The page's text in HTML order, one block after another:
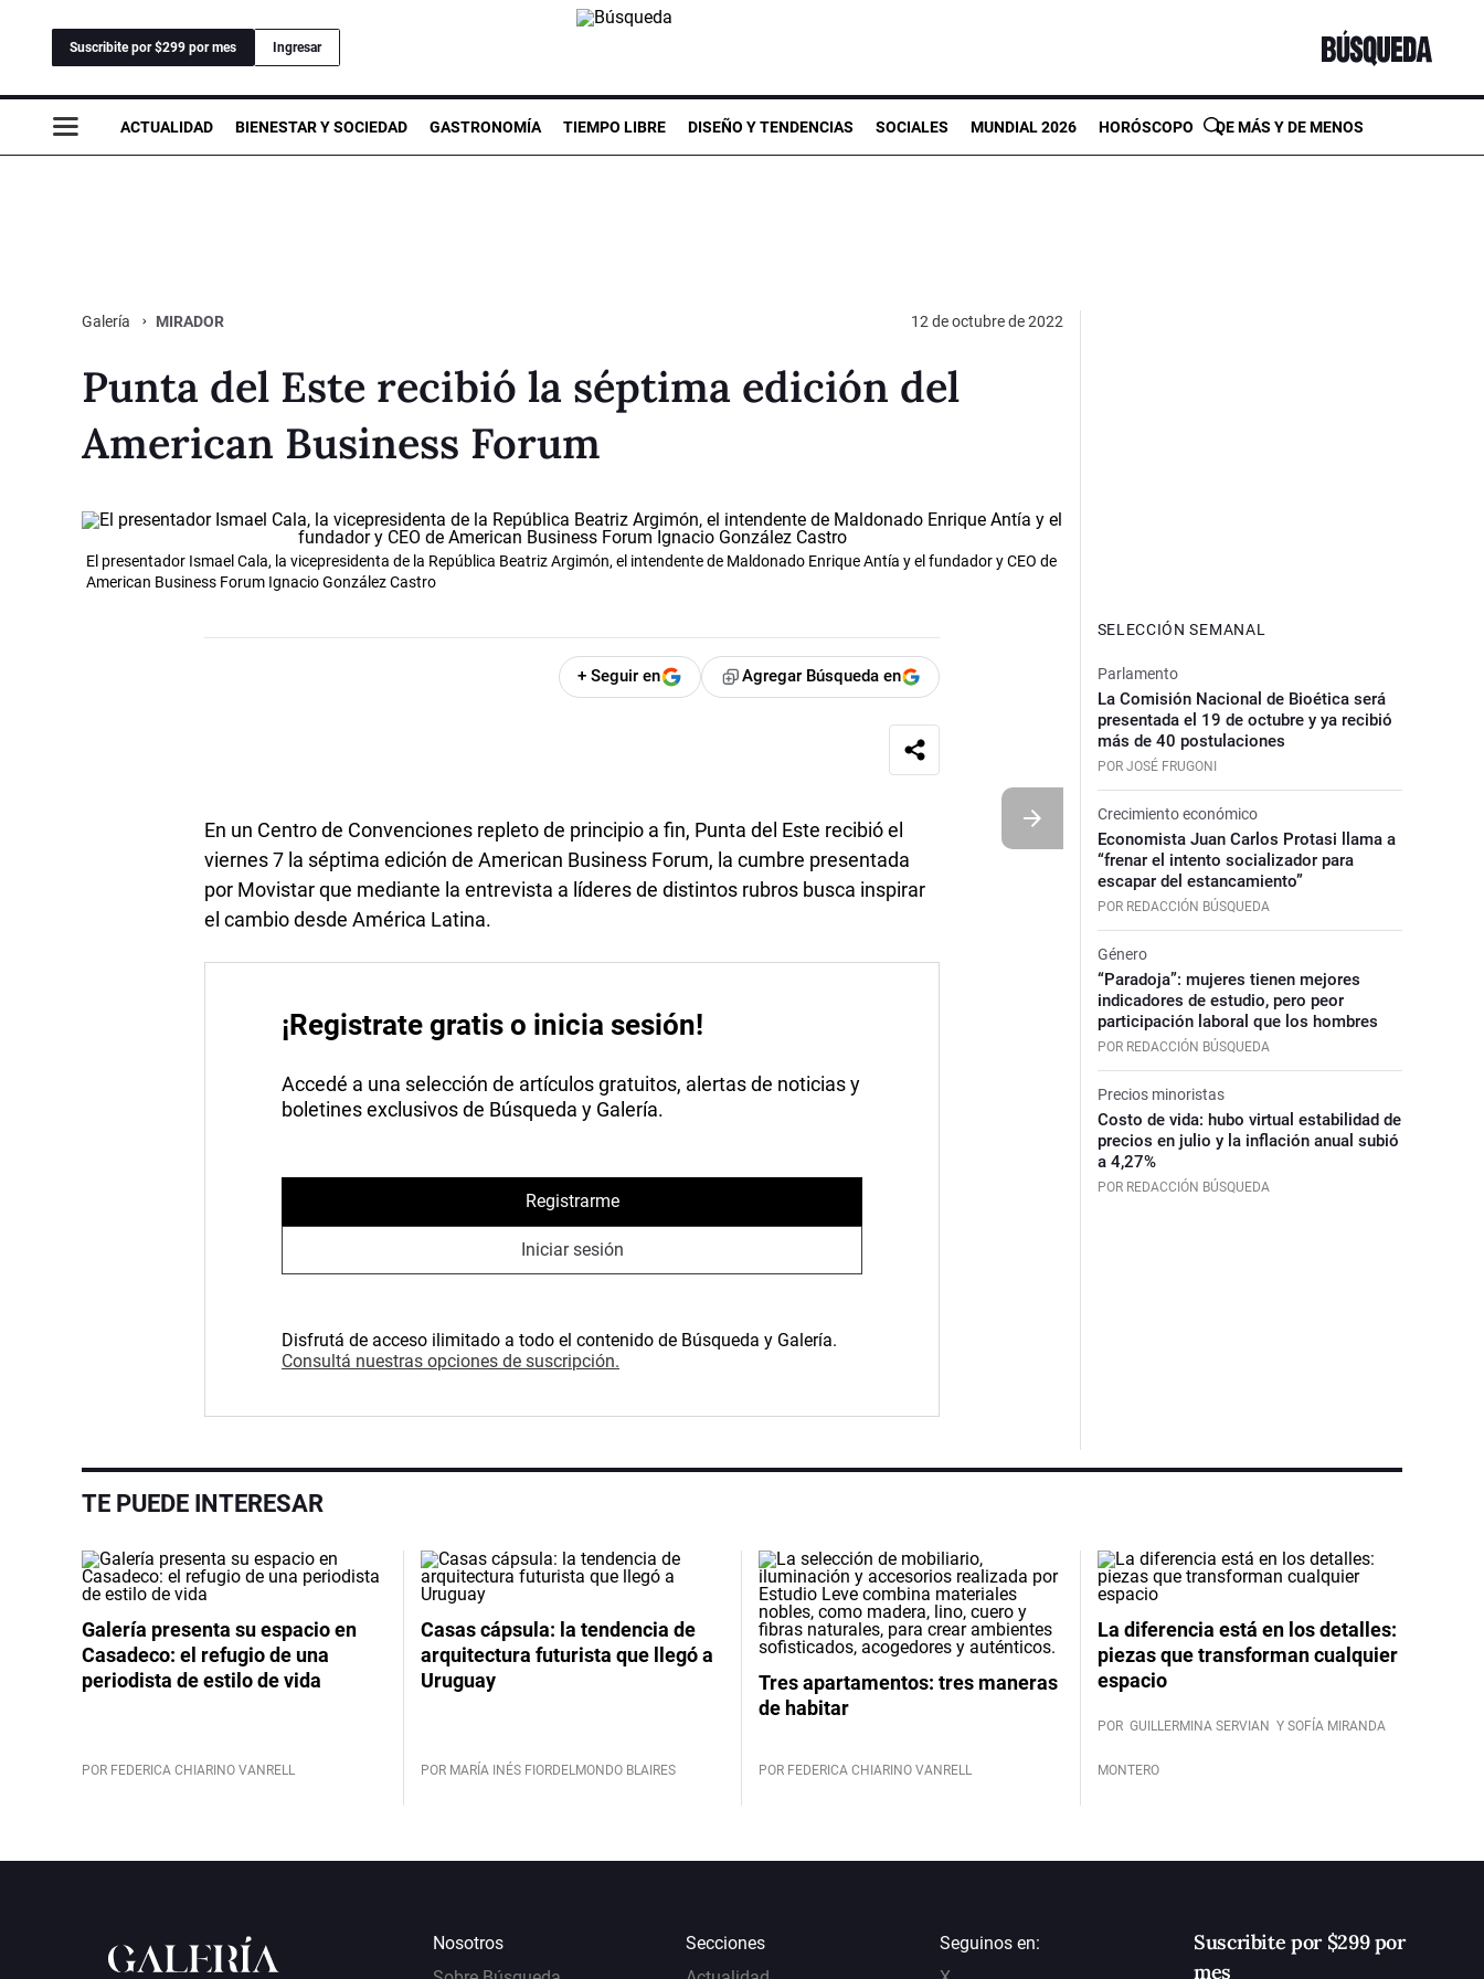
Suscribite por $299 por mes Ingresar
ACTUALIDAD BIENESTAR Y SOCIEDAD GASTRONOMÍA TIEMPO LIBRE DISEÑO Y TENDENCIAS SOCIALES MUNDIAL 2026 HORÓSCOPO DE MÁS Y DE MENOS
Galería MIRADOR 12 de octubre de 2022
Punta del Este recibió la séptima edición del
American Business Forum
El presentador Ismael Cala, la vicepresidenta de la República Beatriz Argimón, el intendente de Maldonado Enrique Antía y el fundador y CEO de
American Business Forum Ignacio González Castro
+ Seguir en Agregar Búsqueda en
En un Centro de Convenciones repleto de principio a fin, Punta del Este recibió el
viernes 7 la séptima edición de American Business Forum, la cumbre presentada
por Movistar que mediante la entrevista a líderes de distintos rubros busca inspirar
el cambio desde América Latina.
¡Registrate gratis o inicia sesión!
Accedé a una selección de artículos gratuitos, alertas de noticias y
boletines exclusivos de Búsqueda y Galería.
Registrarme
Iniciar sesión
Disfrutá de acceso ilimitado a todo el contenido de Búsqueda y Galería.
Consultá nuestras opciones de suscripción.
SELECCIÓN SEMANAL
Parlamento
La Comisión Nacional de Bioética será
presentada el 19 de octubre y ya recibió
más de 40 postulaciones
POR JOSÉ FRUGONI
Crecimiento económico
Economista Juan Carlos Protasi llama a
“frenar el intento socializador para
escapar del estancamiento”
POR REDACCIÓN BÚSQUEDA
Género
“Paradoja”: mujeres tienen mejores
indicadores de estudio, pero peor
participación laboral que los hombres
POR REDACCIÓN BÚSQUEDA
Precios minoristas
Costo de vida: hubo virtual estabilidad de
precios en julio y la inflación anual subió
a 4,27%
POR REDACCIÓN BÚSQUEDA
TE PUEDE INTERESAR
Galería presenta su espacio en
Casadeco: el refugio de una
periodista de estilo de vida
POR FEDERICA CHIARINO VANRELL
Casas cápsula: la tendencia de
arquitectura futurista que llegó a
Uruguay
POR MARÍA INÉS FIORDELMONDO BLAIRES
Tres apartamentos: tres maneras
de habitar
POR FEDERICA CHIARINO VANRELL
La diferencia está en los detalles:
piezas que transforman cualquier
espacio
POR GUILLERMINA SERVIAN Y SOFÍA MIRANDA
MONTERO
Nosotros
Secciones
Seguinos en:
Suscribite por $299 por
mes